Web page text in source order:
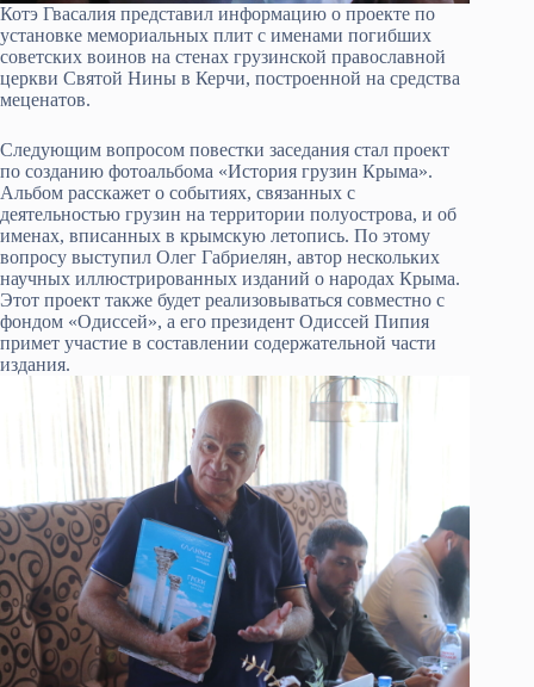
Котэ Гвасалия представил информацию о проекте по
установке мемориальных плит с именами погибших
советских воинов на стенах грузинской православной
церкви Святой Нины в Керчи, построенной на средства
меценатов.
Следующим вопросом повестки заседания стал проект
по созданию фотоальбома «История грузин Крыма».
Альбом расскажет о событиях, связанных с
деятельностью грузин на территории полуострова, и об
именах, вписанных в крымскую летопись. По этому
вопросу выступил Олег Габриелян, автор нескольких
научных иллюстрированных изданий о народах Крыма.
Этот проект также будет реализовываться совместно с
фондом «Одиссей», а его президент Одиссей Пипия
примет участие в составлении содержательной части
издания.